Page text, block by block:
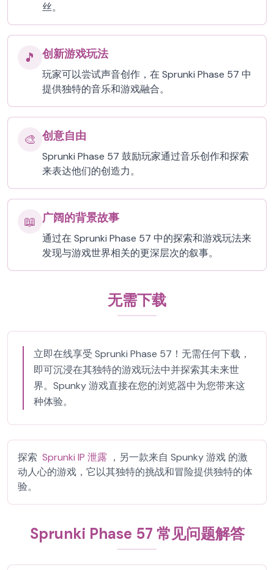
丝。
🎵 创新游戏玩法
玩家可以尝试声音创作，在 Sprunki Phase 57 中
提供独特的音乐和游戏融合。
🎨 创意自由
Sprunki Phase 57 鼓励玩家通过音乐创作和探索
来表达他们的创造力。
📖 广阔的背景故事
通过在 Sprunki Phase 57 中的探索和游戏玩法来
发现与游戏世界相关的更深层次的叙事。
无需下载
立即在线享受 Sprunki Phase 57！无需任何下载，
即可沉浸在其独特的游戏玩法中并探索其未来世
界。Spunky 游戏直接在您的浏览器中为您带来这
种体验。
探索 Sprunki IP 泄露 ，另一款来自 Spunky 游戏 的激
动人心的游戏，它以其独特的挑战和冒险提供独特的体
验。
Sprunki Phase 57 常见问题解答